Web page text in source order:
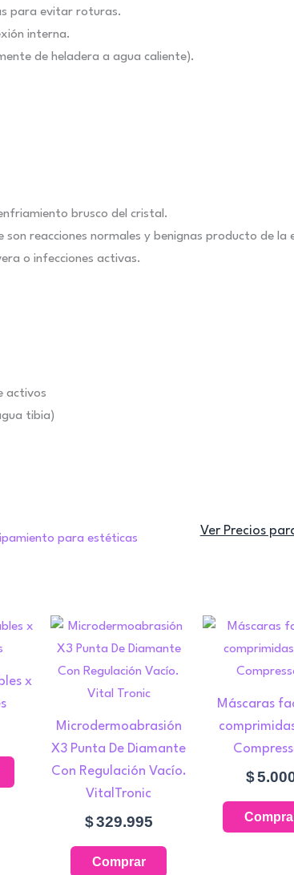
para evitar roturas.
interna.
de heladera a agua caliente).
brusco del cristal.
reacciones normales y benignas producto de la
o infecciones activas.
activos
tibia)
para estéticas
Ver Precios
x
Microdermoabrasión
X3 Punta De Diamante
Con Regulación Vacío.
VitalTronic
$329.995
Comprar
Máscaras
$